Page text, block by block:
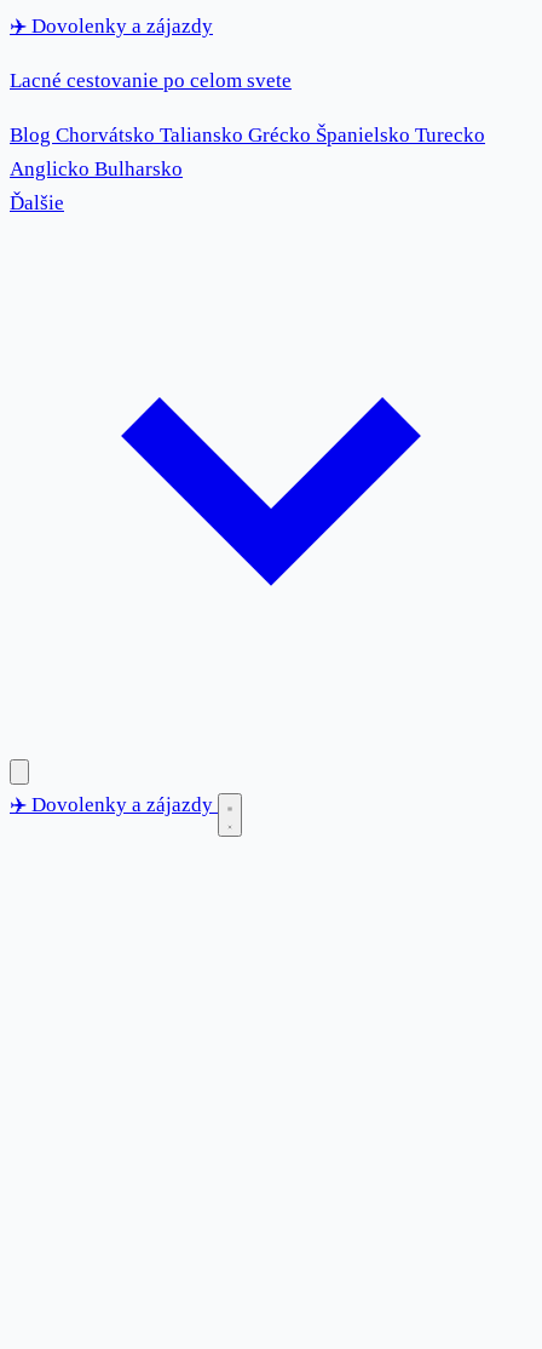
✈️ Dovolenky a zájazdy
Lacné cestovanie po celom svete
Blog Chorvátsko Taliansko Grécko Španielsko Turecko
Anglicko Bulharsko
Ďalšie
✈️ Dovolenky a zájazdy